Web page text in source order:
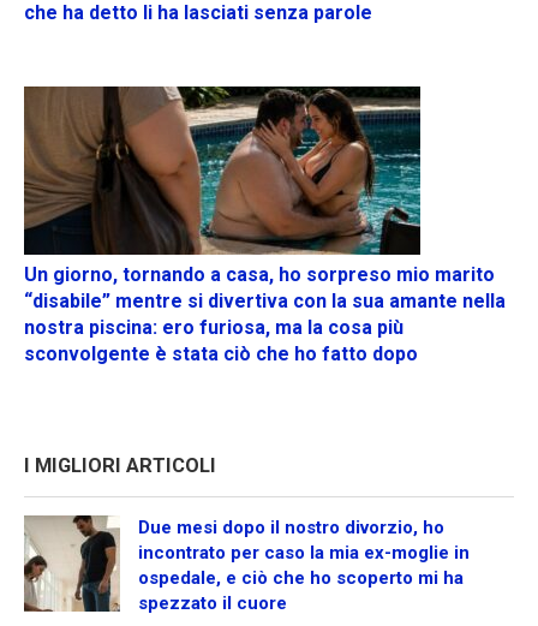
che ha detto li ha lasciati senza parole
Un giorno, tornando a casa, ho sorpreso mio marito
“disabile” mentre si divertiva con la sua amante nella
nostra piscina: ero furiosa, ma la cosa più
sconvolgente è stata ciò che ho fatto dopo
I MIGLIORI ARTICOLI
Due mesi dopo il nostro divorzio, ho
incontrato per caso la mia ex-moglie in
ospedale, e ciò che ho scoperto mi ha
spezzato il cuore